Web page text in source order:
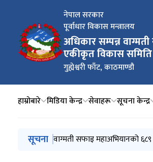
नेपाल सरकार
पूर्वाधार विकास मन्त्रालय
अधिकार सम्पन्न
एकीकृत विकास समिति
गुह्येश्वरी फाँट, काठमाण्डौ
हाम्रोबारे मिडिया केन्द्र सेवाहरू सूचना केन्द्र
मुख्य नेभिगेसनमा जानुहोस्
सूचना वाग्मती सफाइ महाअभियानको
वाग्मती सफाइ महाअभियानको
वागमती कार्य योजना २०८२-२१०२
वाग्मती सफाइ महाअभियानको
पानी परिक्षण प्रतिवेदन जेठ २०८३